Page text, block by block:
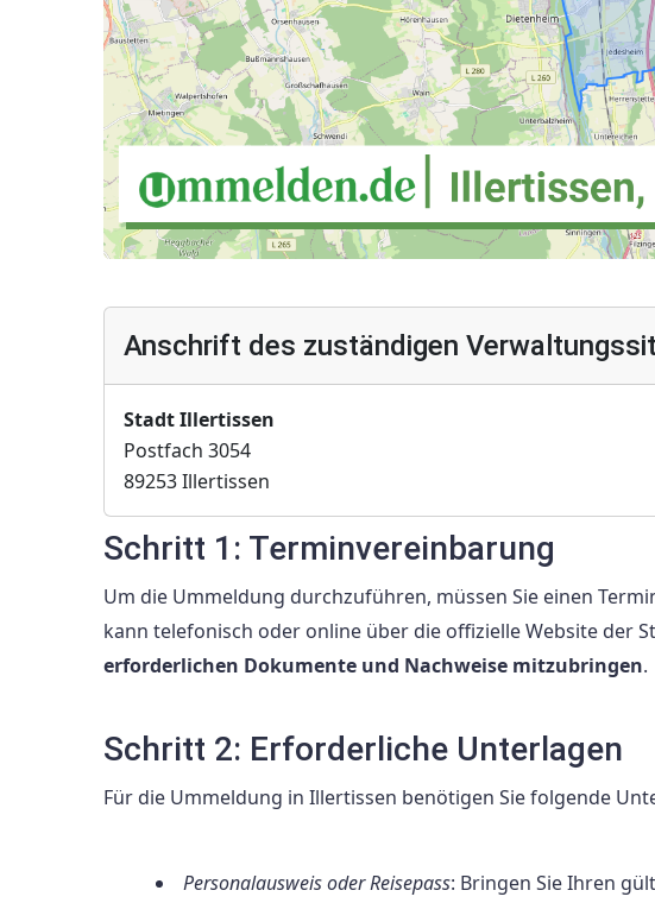
Anschrift des zuständigen
Stadt Illertissen
Postfach 3054
89253 Illertissen
Schritt 1: Terminvereinbarung
Um die Ummeldung durchzuführen, müssen Sie einen
kann telefonisch oder online über die offizielle Website der
erforderlichen Dokumente und Nachweise mitzubringen.
Schritt 2: Erforderliche Unterlagen
Für die Ummeldung in Illertissen benötigen Sie folgende
Personalausweis oder Reisepass: Bringen Sie Ihren